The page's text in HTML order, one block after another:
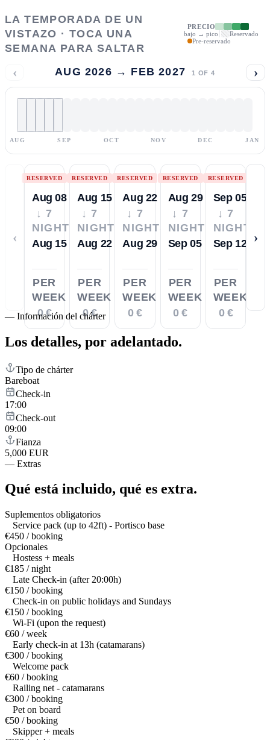
LA TEMPORADA DE UN
VISTAZO · TOCA UNA
SEMANA PARA SALTAR
PRECIO
bajo → pico
Reservado
Pre-reservado
‹ AUG 2026 → FEB 2027 1 OF 4 ›
AUG SEP OCT NOV DEC JAN
‹
RESERVED
Aug 08
↓ 7
NIGHTS
Aug 15
PER
WEEK
0 €
RESERVED
Aug 15
↓ 7
NIGHTS
Aug 22
PER
WEEK
0 €
RESERVED
Aug 22
↓ 7
NIGHTS
Aug 29
PER
WEEK
0 €
RESERVED
Aug 29
↓ 7
NIGHTS
Sep 05
PER
WEEK
0 €
RESERVED
Sep 05
↓ 7
NIGHTS
Sep 12
PER
WEEK
0 €
›
— Información del chárter
Los detalles, por adelantado.
Tipo de chárter
Bareboat
Check-in
17:00
Check-out
09:00
Fianza
5,000 EUR
— Extras
Qué está incluido, qué es extra.
Suplementos obligatorios
Service pack (up to 42ft) - Portisco base
€450 / booking
Opcionales
Hostess + meals
€185 / night
Late Check-in (after 20:00h)
€150 / booking
Check-in on public holidays and Sundays
€150 / booking
Wi-Fi (upon the request)
€60 / week
Early check-in at 13h (catamarans)
€300 / booking
Welcome pack
€60 / booking
Railing net - catamarans
€300 / booking
Pet on board
€50 / booking
Skipper + meals